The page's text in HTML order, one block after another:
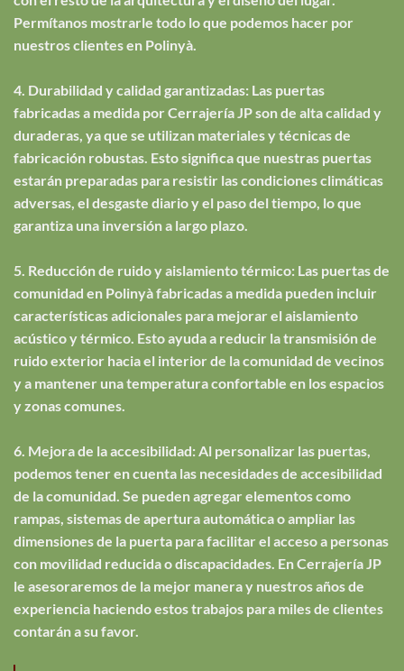
Permítanos mostrarle todo lo que podemos hacer por
nuestros clientes en Polinyà.
4. Durabilidad y calidad garantizadas: Las puertas
fabricadas a medida por Cerrajería JP son de alta calidad y
duraderas, ya que se utilizan materiales y técnicas de
fabricación robustas. Esto significa que nuestras puertas
estarán preparadas para resistir las condiciones climáticas
adversas, el desgaste diario y el paso del tiempo, lo que
garantiza una inversión a largo plazo.
5. Reducción de ruido y aislamiento térmico: Las puertas de
comunidad en Polinyà fabricadas a medida pueden incluir
características adicionales para mejorar el aislamiento
acústico y térmico. Esto ayuda a reducir la transmisión de
ruido exterior hacia el interior de la comunidad de vecinos
y a mantener una temperatura confortable en los espacios
y zonas comunes.
6. Mejora de la accesibilidad: Al personalizar las puertas,
podemos tener en cuenta las necesidades de accesibilidad
de la comunidad. Se pueden agregar elementos como
rampas, sistemas de apertura automática o ampliar las
dimensiones de la puerta para facilitar el acceso a personas
con movilidad reducida o discapacidades. En Cerrajería JP
le asesoraremos de la mejor manera y nuestros años de
experiencia haciendo estos trabajos para miles de clientes
contarán a su favor.